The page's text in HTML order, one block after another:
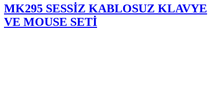
MK295 SESSİZ KABLOSUZ KLAVYE
VE MOUSE SETİ